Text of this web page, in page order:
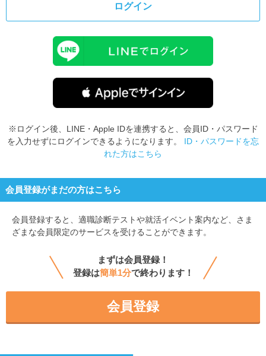
ログイン
※ログイン後、LINE・Apple IDを連携すると、会員ID・パスワード
を入力せずにログインできるようになります。 ID・パスワードを忘
れた方はこちら
会員登録がまだの方はこちら
会員登録すると、 適職診断テストや就活イベント案内など、さま
ざまな会員限定のサービスを受けることができます。
まずは会員登録！
登録は簡単1分で終わります！
会員登録